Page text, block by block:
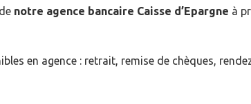
notre agence bancaire Caisse d’Epargne à
en agence : retrait, remise de chèques,